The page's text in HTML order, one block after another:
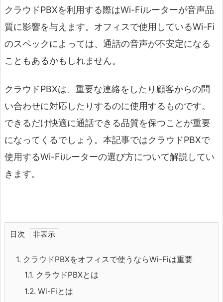
クラウドPBXを利用する際はWi-Fiルーターが音声品
質に影響を与えます。オフィスで使用しているWi-Fi
のスペックによっては、通話の音声が不安定になる
こともあるかもしれません。
クラウドPBXは、重要な連絡をしたり顧客からの問
い合わせに対応したりするのに使用するものです。
できるだけ快適に通話できる品質を保つことが重要
になってくるでしょう。本記事ではクラウドPBXで
使用するWi-Fiルーターの選び方について解説してい
きます。
目次
1. クラウドPBXをオフィスで使うならWi-Fiは重要
1.1. クラウドPBXとは
1.2. Wi-Fiとは